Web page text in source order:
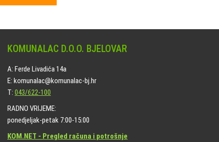
KOMUNALAC D.O.O. BJELOVAR
A: Ferde Livadića 14a
E: komunalac@komunalac-bj.hr
T: 043/622-100
RADNO VRIJEME:
ponedjeljak-petak 7:00-15:00
KOM.NET - Pregled računa i potrošnje